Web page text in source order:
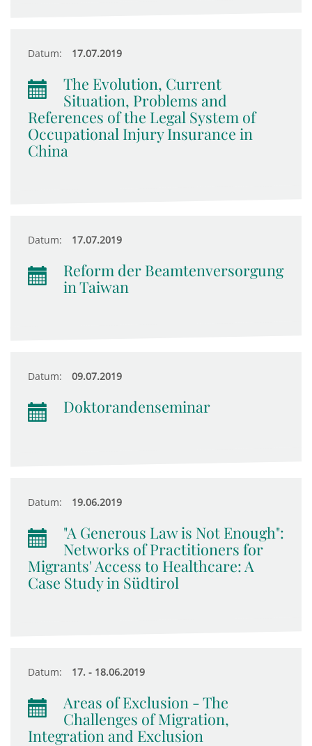
Datum: 17.07.2019
The Evolution, Current
Situation, Problems and
References of the Legal System of
Occupational Injury Insurance in
China
Datum: 17.07.2019
Reform der Beamtenversorgung
in Taiwan
Datum: 09.07.2019
Doktorandenseminar
Datum: 19.06.2019
"A Generous Law is Not Enough":
Networks of Practitioners for
Migrants' Access to Healthcare: A
Case Study in Südtirol
Datum: 17. - 18.06.2019
Areas of Exclusion - The
Challenges of Migration,
Integration and Exclusion